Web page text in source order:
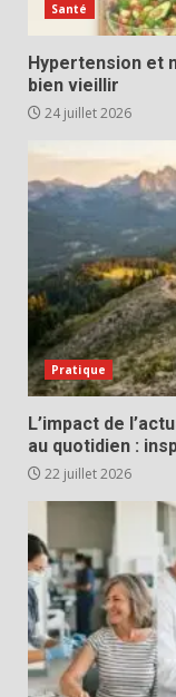
Santé
Hypertension et
bien vieillir
24 juillet 2026
Pratique
L’impact de
au quotidien :
22 juillet 2026